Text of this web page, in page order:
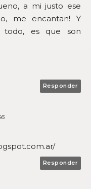
a mi justo ese
me encantan! Y
todo, es que son
Responder
Responder